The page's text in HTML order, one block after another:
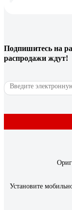
139
Подпишитесь на
распродажи ждут!
Установите